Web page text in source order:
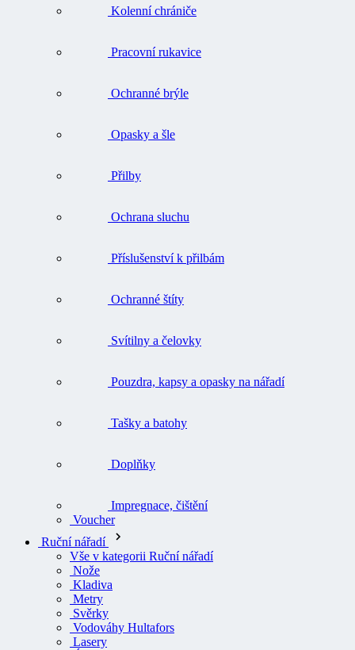
Kolenní chrániče
Pracovní rukavice
Ochranné brýle
Opasky a šle
Přilby
Ochrana sluchu
Příslušenství k přilbám
Ochranné štíty
Svítilny a čelovky
Pouzdra, kapsy a opasky na nářadí
Tašky a batohy
Doplňky
Impregnace, čištění
Voucher
Ruční nářadí
Vše v kategorii Ruční nářadí
Nože
Kladiva
Metry
Svěrky
Vodováhy Hultafors
Lasery